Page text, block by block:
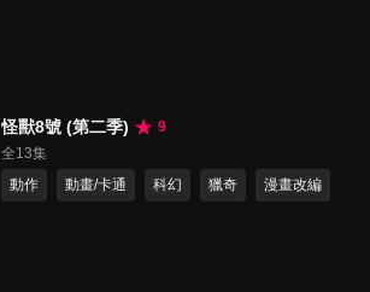
怪獸8號 (第二季)
9
全13集
動作
動畫/卡通 科幻 獵奇 漫畫改編